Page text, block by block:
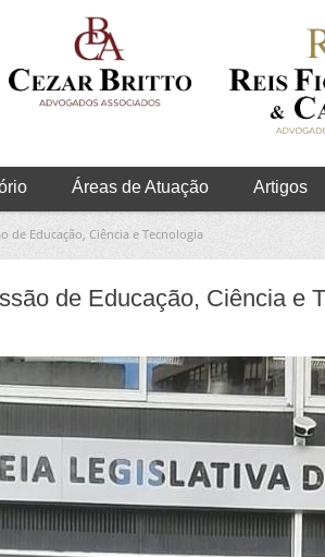
Áreas de Atuação Artigos
de Educação, Ciência e Tecnologia
de Educação, Ciência e